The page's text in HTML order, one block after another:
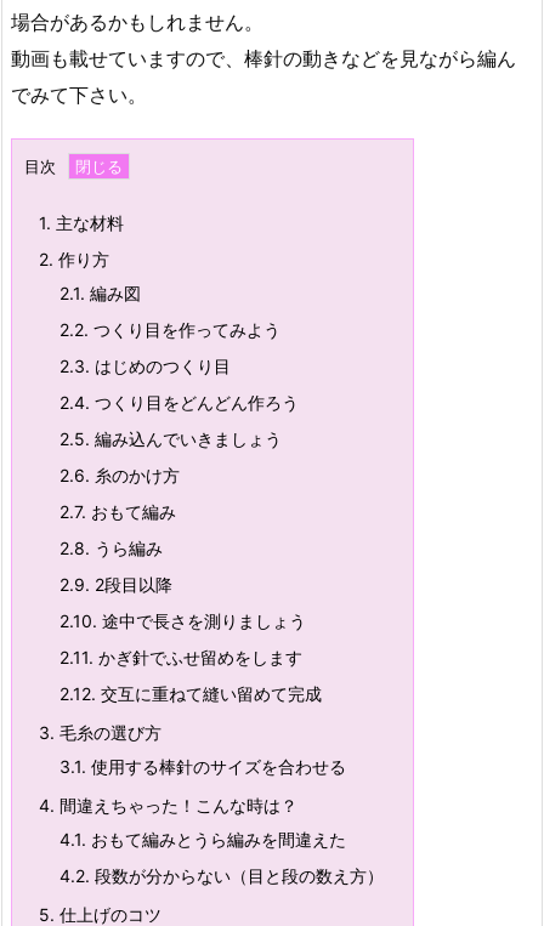
場合があるかもしれません。
動画も載せていますので、棒針の動きなどを見ながら編ん
でみて下さい。
目次
1. 主な材料
2. 作り方
2.1. 編み図
2.2. つくり目を作ってみよう
2.3. はじめのつくり目
2.4. つくり目をどんどん作ろう
2.5. 編み込んでいきましょう
2.6. 糸のかけ方
2.7. おもて編み
2.8. うら編み
2.9. 2段目以降
2.10. 途中で長さを測りましょう
2.11. かぎ針でふせ留めをします
2.12. 交互に重ねて縫い留めて完成
3. 毛糸の選び方
3.1. 使用する棒針のサイズを合わせる
4. 間違えちゃった！こんな時は？
4.1. おもて編みとうら編みを間違えた
4.2. 段数が分からない（目と段の数え方）
5. 仕上げのコツ